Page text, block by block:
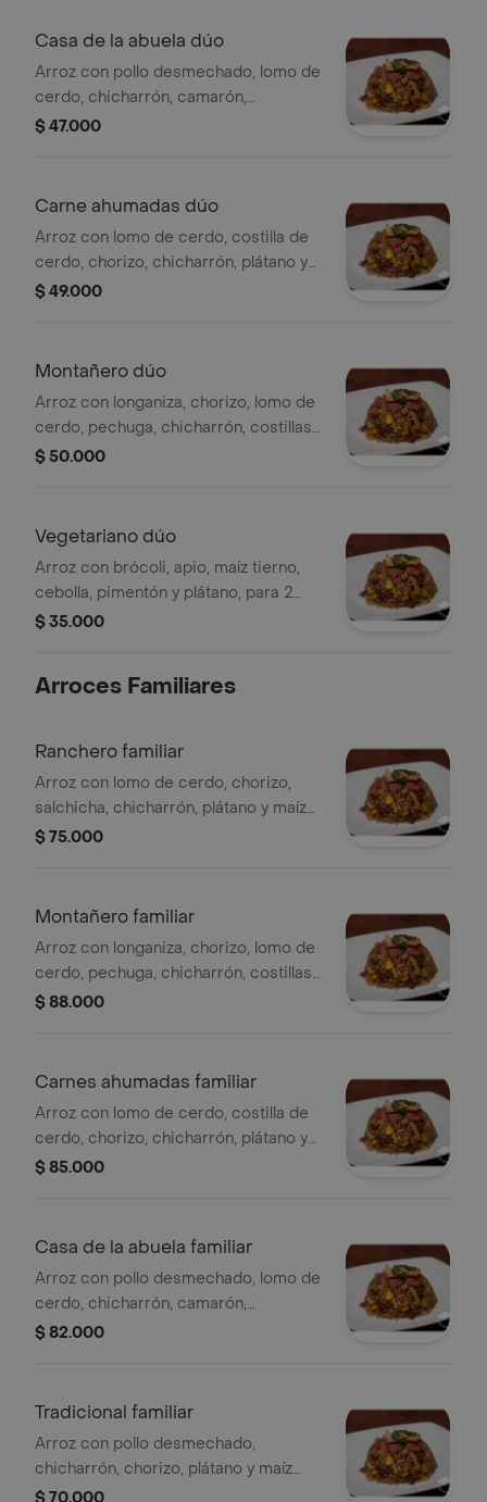
Casa de la abuela dúo
Arroz con pollo desmechado, lomo de
cerdo, chicharrón, camarón,
salchicha, chorizo, plátano y maíz
$ 47.000
Carne ahumadas dúo
Arroz con lomo de cerdo, costilla de
cerdo, chorizo, chicharrón, plátano y
maíz tierno, para 2 personas.
$ 49.000
Montañero dúo
Arroz con longaniza, chorizo, lomo de
cerdo, pechuga, chicharrón, costillas
de cerdo, frijol y plátano, para 2
$ 50.000
Vegetariano dúo
Arroz con brócoli, apio, maíz tierno,
cebolla, pimentón y plátano, para 2
personas.
$ 35.000
Arroces Familiares
Ranchero familiar
Arroz con lomo de cerdo, chorizo,
salchicha, chicharrón, plátano y maíz
tierno, para 5 a 6 personas.
$ 75.000
Montañero familiar
Arroz con longaniza, chorizo, lomo de
cerdo, pechuga, chicharrón, costillas
de cerdo, frijol y plátano, para 5 a 6
$ 88.000
Carnes ahumadas familiar
Arroz con lomo de cerdo, costilla de
cerdo, chorizo, chicharrón, plátano y
maíz tierno, para 5 a 6 personas.
$ 85.000
Casa de la abuela familiar
Arroz con pollo desmechado, lomo de
cerdo, chicharrón, camarón,
salchicha, chorizo, plátano y maíz
$ 82.000
Tradicional familiar
Arroz con pollo desmechado,
chicharrón, chorizo, plátano y maíz
tierno, para 5 a 6 personas.